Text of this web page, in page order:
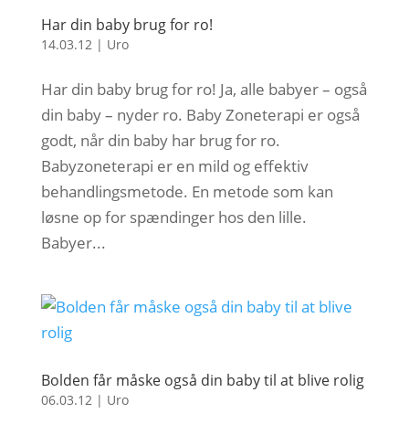
Har din baby brug for ro!
14.03.12| Uro
Har din baby brug for ro! Ja, alle babyer – også
din baby – nyder ro. Baby Zoneterapi er også
godt, når din baby har brug for ro.
Babyzoneterapi er en mild og effektiv
behandlingsmetode. En metode som kan
løsne op for spændinger hos den lille.
Babyer...
Bolden får måske også din baby til at blive rolig
06.03.12| Uro